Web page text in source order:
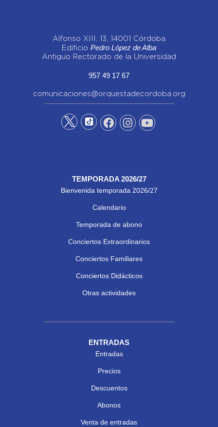
Alfonso XIII, 13, 14001 Córdoba
Edificio Pedro López de Alba
Antiguo Rectorado de la Universidad
957 49 17 67
comunicaciones@orquestadecordoba.org
TEMPORADA 2026/27
Bienvenida temporada 2026/27
Calendario
Temporada de abono
Conciertos Extraordinarios
Conciertos Familiares
Conciertos Didácticos
Otras actividades
ENTRADAS
Entradas
Precios
Descuentos
Abonos
Venta de entradas